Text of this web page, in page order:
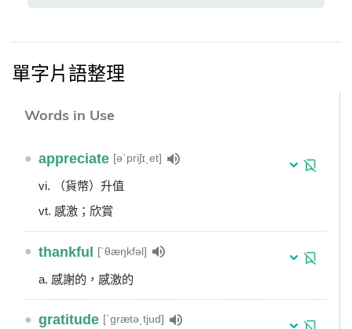
單字片語整理
Words in Use
● appreciate [əˋpriʃɪ͵et]
vi. （貨幣）升值
vt. 感激；欣賞
● thankful [ˋθæŋkfəl]
a. 感謝的，感激的
● gratitude [ˋgrætə͵tjud]